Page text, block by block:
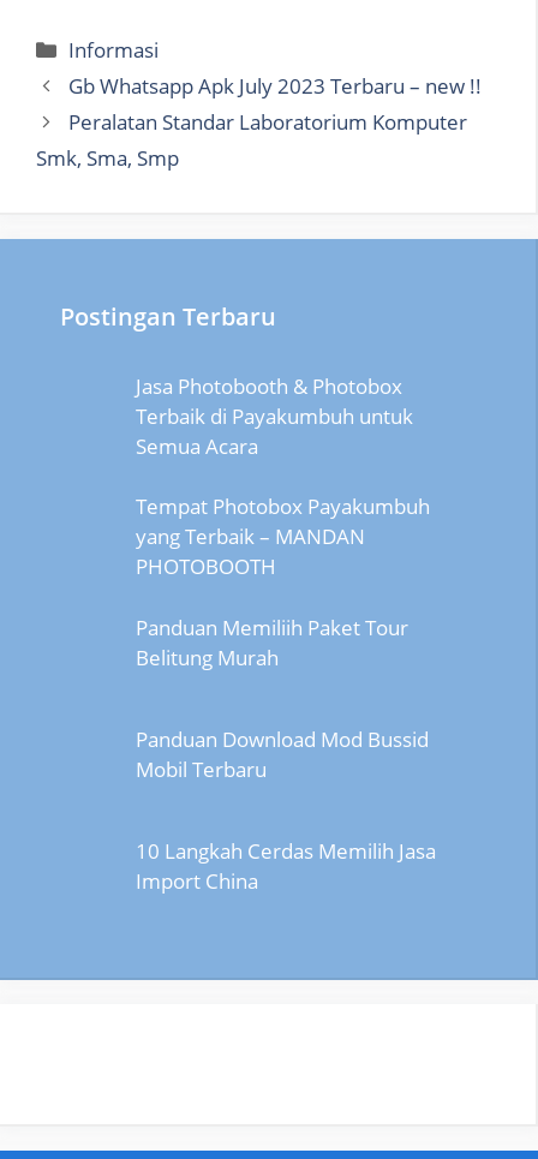
Categories
Informasi
Gb Whatsapp Apk July 2023 Terbaru – new !!
Peralatan Standar Laboratorium Komputer
Smk, Sma, Smp
Postingan Terbaru
Jasa Photobooth & Photobox
Terbaik di Payakumbuh untuk
Semua Acara
Tempat Photobox Payakumbuh
yang Terbaik – MANDAN
PHOTOBOOTH
Panduan Memiliih Paket Tour
Belitung Murah
Panduan Download Mod Bussid
Mobil Terbaru
10 Langkah Cerdas Memilih Jasa
Import China